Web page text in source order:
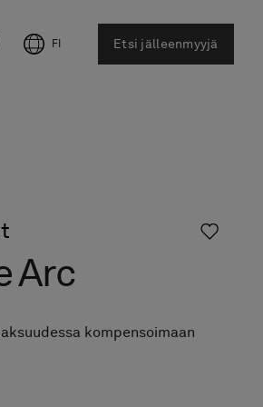
FI Etsi jälleenmyyjä
Arc
kompensoimaan